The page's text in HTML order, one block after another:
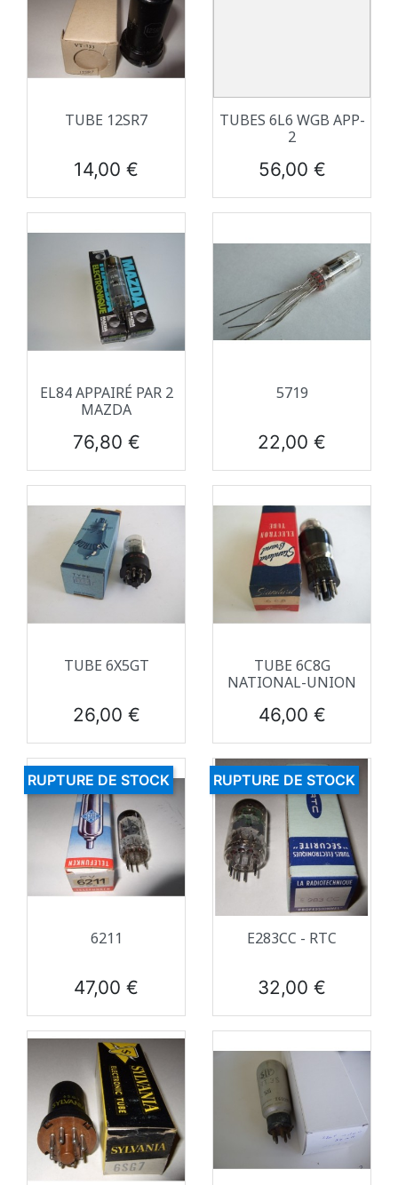
TUBE 12SR7
Prix
14,00 €
TUBES 6L6 WGB APP-
2
Prix
56,00 €
EL84 APPAIRÉ PAR 2
MAZDA
Prix
76,80 €
5719
Prix
22,00 €
TUBE 6X5GT
Prix
26,00 €
TUBE 6C8G
NATIONAL-UNION
Prix
46,00 €
6211
Prix
47,00 €
RUPTURE DE STOCK
E283CC - RTC
Prix
32,00 €
RUPTURE DE STOCK